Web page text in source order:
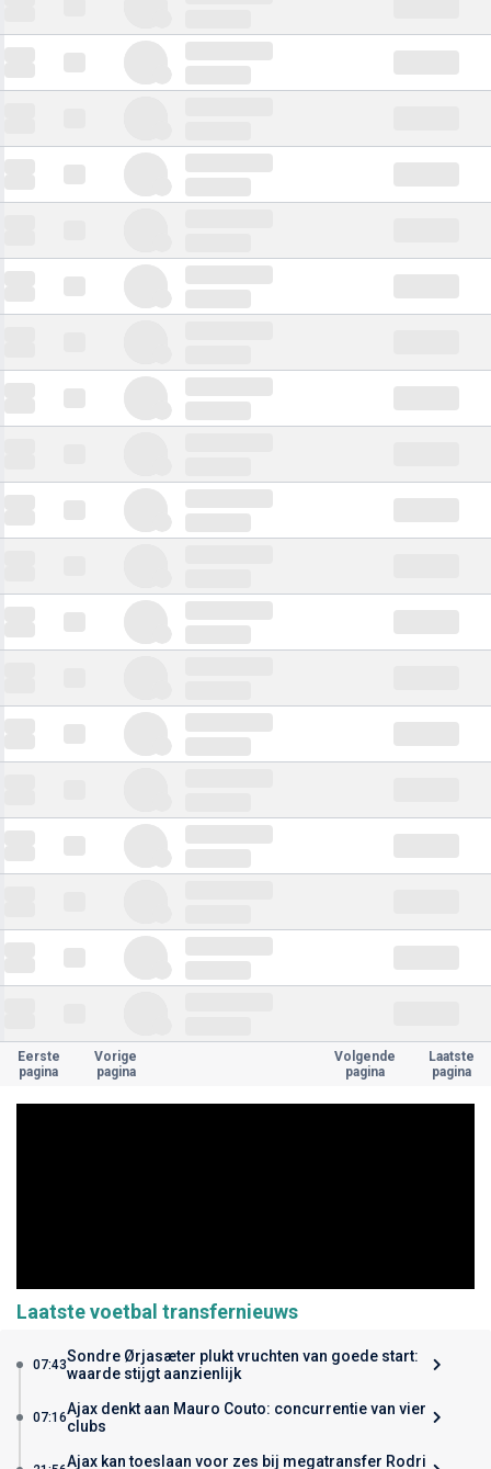
Eerste
pagina
Vorige
pagina
Volgende
pagina
Laatste
pagina
Laatste voetbal transfernieuws
07:43Sondre Ørjasæter plukt vruchten van goede start:
waarde stijgt aanzienlijk
07:16Ajax denkt aan Mauro Couto: concurrentie van vier
clubs
Ajax kan toeslaan voor zes bij megatransfer Rodri